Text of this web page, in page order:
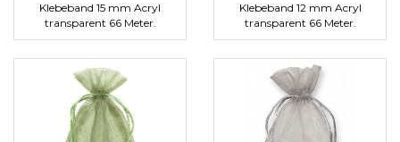
Klebeband 15 mm Acryl
transparent 66 Meter.
Klebeband 12 mm Acryl
transparent 66 Meter.